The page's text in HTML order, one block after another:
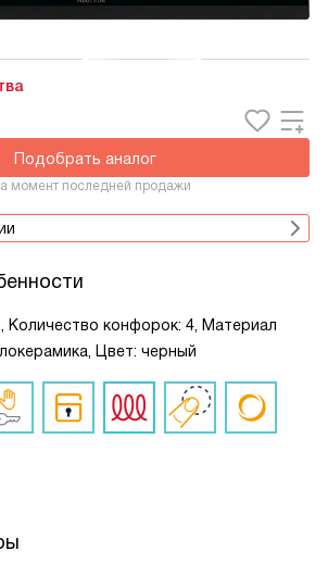
Подобрать аналог
момент последней продажи
Количество конфорок: 4, Материал
Цвет: черный